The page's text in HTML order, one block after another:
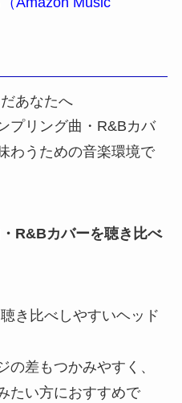
あなたへ
プリング曲・R&Bカバ
わうための音楽環境で
R&Bカバーを聴き比べ
き比べしやすいヘッド
の差もつかみやすく、
たい方におすすめで